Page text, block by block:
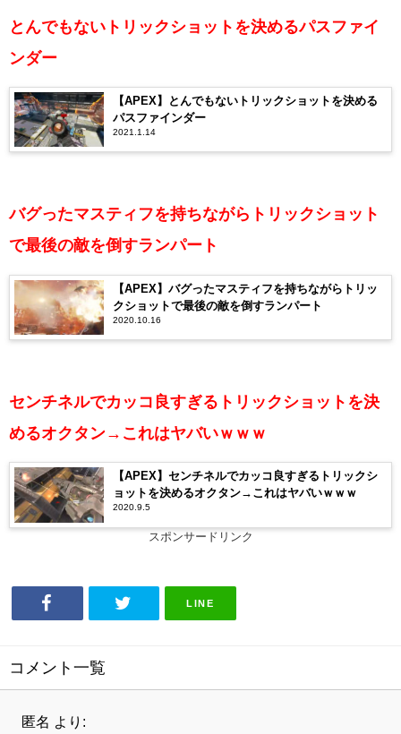
とんでもないトリックショットを決めるパスファイ
ンダー
【APEX】とんでもないトリックショットを決める
パスファインダー
2021.1.14
バグったマスティフを持ちながらトリックショット
で最後の敵を倒すランパート
【APEX】バグったマスティフを持ちながらトリッ
クショットで最後の敵を倒すランパート
2020.10.16
センチネルでカッコ良すぎるトリックショットを決
めるオクタン→これはヤバいｗｗｗ
【APEX】センチネルでカッコ良すぎるトリックシ
ョットを決めるオクタン→これはヤバいｗｗｗ
2020.9.5
スポンサードリンク
LINE
コメント一覧
匿名 より: